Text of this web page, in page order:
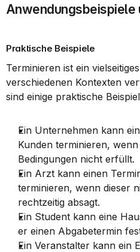
Anwendungsbeispiele
Praktische Beispiele
Terminieren ist ein
verschiedenen Kontexten
sind einige praktische
Ein Unternehmen kann
Kunden terminieren,
Bedingungen nicht erfüllt.
Ein Arzt kann einen
terminieren, wenn dieser
rechtzeitig absagt.
Ein Student kann eine
er einen Abgabetermin
Ein Veranstalter kann ein